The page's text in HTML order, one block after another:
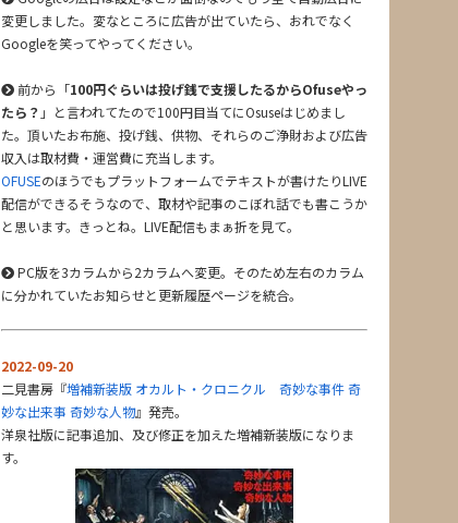
変更しました。変なところに広告が出ていたら、おれでなく
Googleを笑ってやってください。
前から「100円ぐらいは投げ銭で支援したるからOfuseやっ
たら？ 」と言われてたので100円目当てにOsuseはじめまし
た。頂いたお布施、投げ銭、供物、それらのご浄財および広告
収入は取材費・運営費に充当します。
OFUSEのほうでもプラットフォームでテキストが書けたりLIVE
配信ができるそうなので、取材や記事のこぼれ話でも書こうか
と思います。きっとね。LIVE配信もまぁ折を見て。
PC版を3カラムから2カラムへ変更。そのため左右のカラム
に分かれていたお知らせと更新履歴ページを統合。
2022-09-20
二見書房『増補新装版 オカルト・クロニクル 奇妙な事件 奇
妙な出来事 奇妙な人物』発売。
洋泉社版に記事追加、及び修正を加えた増補新装版になりま
す。